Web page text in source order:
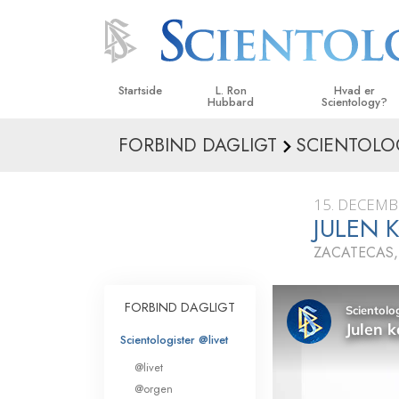
Startside L. Ron
Hubbard
Hvad er
Scientology?
Anskuelser og
Hvad scientologer
om Scientology
Mød en scientolog
Indenfor i en Kirke
De
i Scientology
FORBIND DAGLIGT
15.
JULEN
FORBIND DAGLIGT
Scientologister @livet
@livet
@orgen